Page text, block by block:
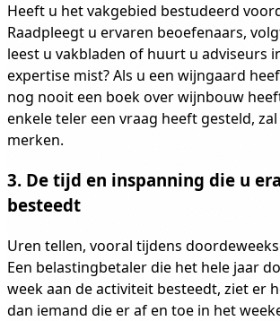
Heeft u het vakgebied bestudeerd
Raadpleegt u ervaren beoefenaars,
leest u vakbladen of huurt u adviseurs
expertise mist? Als u een wijngaard
nog nooit een boek over wijnbouw
enkele teler een vraag heeft gesteld, zal
merken.
3. De tijd en inspanning die u
besteedt
Uren tellen, vooral tijdens
Een belastingbetaler die het hele jaar
week aan de activiteit besteedt, ziet er
dan iemand die er af en toe in het